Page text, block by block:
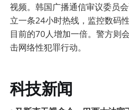
视频。韩国广播通信审议委员
立一条24小时热线，监控数码
目前的70人增加一倍。警方则
击网络性犯罪行动。
科技新闻